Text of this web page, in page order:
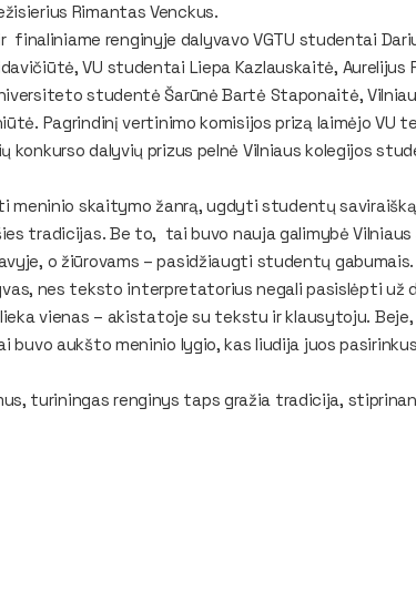
Rimantas Venckus.
renginyje dalyvavo VGTU studentai
VU studentai Liepa Kazlauskaitė, Aurelijus
studentė Šarūnė Bartė Staponaitė,
Pagrindinį vertinimo komisijos prizą laimėjo VU
konkurso dalyvių prizus pelnė Vilniaus kolegijos
skaitymo žanrą, ugdyti studentų
tradicijas. Be to, tai buvo nauja galimybė
o žiūrovams – pasidžiaugti studentų gabumais.
nes teksto interpretatorius negali pasislėpti už
vienas – akistatoje su tekstu ir klausytoju.
buvo aukšto meninio lygio, kas liudija juos
turiningas renginys taps gražia tradicija,